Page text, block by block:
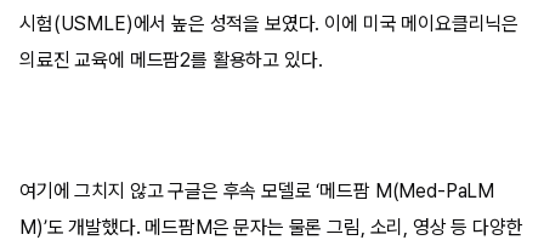
시험(USMLE)에서 높은 성적을 보였다. 이에 미국 메이요클리닉은
의료진 교육에 메드팜2를 활용하고 있다.
여기에 그치지 않고 구글은 후속 모델로 ‘메드팜 M(Med-PaLM
M)’도 개발했다. 메드팜M은 문자는 물론 그림, 소리, 영상 등 다양한